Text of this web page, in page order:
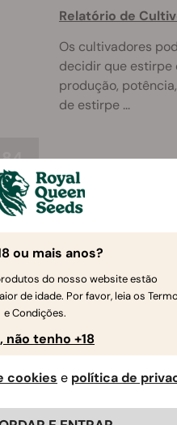
84
Relatório de
Os cultivadores
decidir que estirpe
produção,
de estirpe ...
35
O Que Eu Preciso
Explore este guia
equipamento de
capacidades
Variedades Ricas
ou mais anos?
do nosso website estão
de idade. Por favor, leia os
e Condições.
não tenho +18
cookies e política de